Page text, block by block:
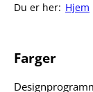
Du er her: Hjem
Farger
Farger